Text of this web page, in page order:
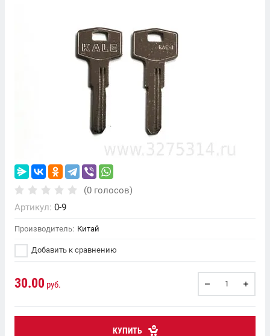
(0 голосов)
Артикул: 0-9
Производитель: Китай
Добавить к сравнению
30.00 руб.
КУПИТЬ